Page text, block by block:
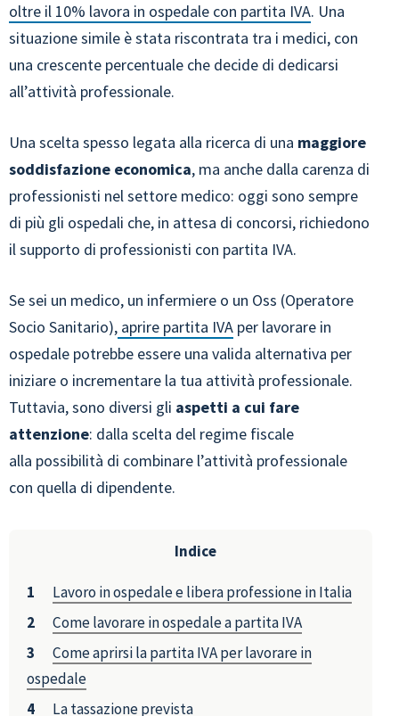
oltre il 10% lavora in ospedale con partita IVA. Una
situazione simile è stata riscontrata tra i medici, con
una crescente percentuale che decide di dedicarsi
all’attività professionale.
Una scelta spesso legata alla ricerca di una maggiore
soddisfazione economica, ma anche dalla carenza di
professionisti nel settore medico: oggi sono sempre
di più gli ospedali che, in attesa di concorsi, richiedono
il supporto di professionisti con partita IVA.
Se sei un medico, un infermiere o un Oss (Operatore
Socio Sanitario), aprire partita IVA per lavorare in
ospedale potrebbe essere una valida alternativa per
iniziare o incrementare la tua attività professionale.
Tuttavia, sono diversi gli aspetti a cui fare
attenzione: dalla scelta del regime fiscale
alla possibilità di combinare l’attività professionale
con quella di dipendente.
Indice
Lavoro in ospedale e libera professione in Italia
Come lavorare in ospedale a partita IVA
Come aprirsi la partita IVA per lavorare in
ospedale
La tassazione prevista